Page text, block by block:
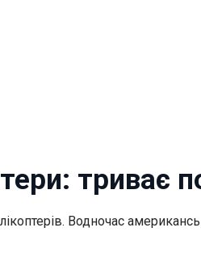
триває
Водночас